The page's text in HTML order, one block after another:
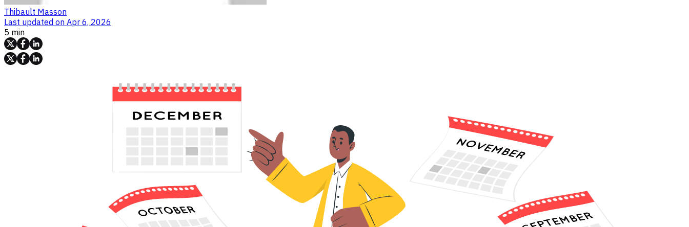
Thibault Masson
Last updated on Apr 6, 2026
5 min